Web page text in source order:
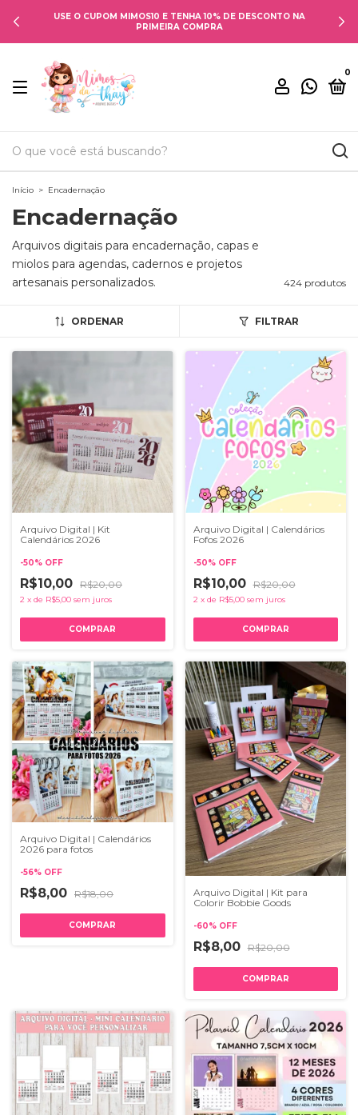
USE O CUPOM MIMOS10 E TENHA 10% DE DESCONTO NA
PRIMEIRA COMPRA
0
Início > Encadernação
Encadernação
Arquivos digitais para encadernação, capas e
miolos para agendas, cadernos e projetos
artesanais personalizados.
424 produtos
ORDENAR FILTRAR
Arquivo Digital | Kit
Calendários 2026
-50% OFF
R$10,00 R$20,00
2 x de R$5,00 sem juros
Arquivo Digital | Calendários
Fofos 2026
-50% OFF
R$10,00 R$20,00
2 x de R$5,00 sem juros
Arquivo Digital | Calendários
2026 para fotos
-56% OFF
R$8,00 R$18,00
Arquivo Digital | Kit para
Colorir Bobbie Goods
-60% OFF
R$8,00 R$20,00